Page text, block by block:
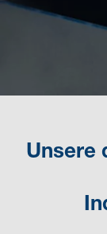
Unsere